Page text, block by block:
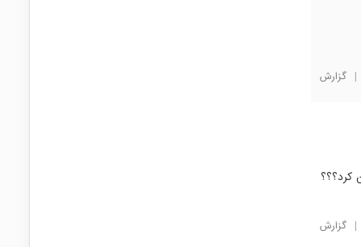
| گزارش
روشن کرد؟؟؟
| گزارش